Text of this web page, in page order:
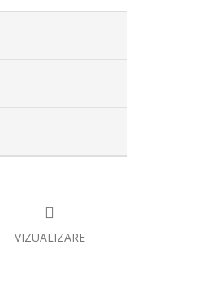
VIZUALIZARE